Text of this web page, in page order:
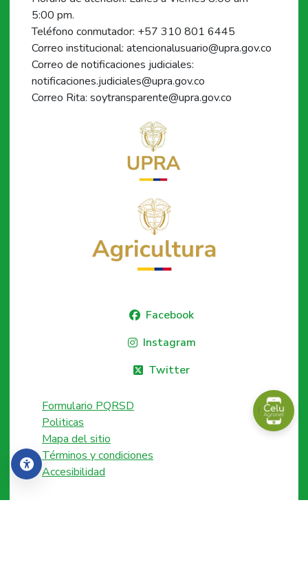
Accesibilidad
5:00 pm.
Teléfono conmutador: +57 310 801 6445
Correo institucional: atencionalusuario@upra.gov.co
Correo de notificaciones judiciales:
notificaciones.judiciales@upra.gov.co
Correo Rita: soytransparente@upra.gov.co
Facebook
Instagram
Twitter
Formulario PQRSD
Politicas
Mapa del sitio
Términos y condiciones
Accesibilidad